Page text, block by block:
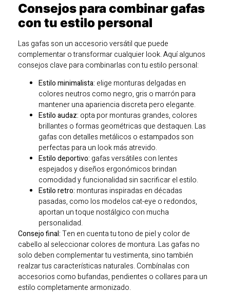
Consejos para combinar gafas
con tu estilo personal
Las gafas son un accesorio versátil que puede
complementar o transformar cualquier look. Aquí algunos
consejos clave para combinarlas con tu estilo personal:
Estilo minimalista: elige monturas delgadas en
colores neutros como negro, gris o marrón para
mantener una apariencia discreta pero elegante.
Estilo audaz: opta por monturas grandes, colores
brillantes o formas geométricas que destaquen. Las
gafas con detalles metálicos o estampados son
perfectas para un look más atrevido.
Estilo deportivo: gafas versátiles con lentes
espejados y diseños ergonómicos brindan
comodidad y funcionalidad sin sacrificar el estilo.
Estilo retro: monturas inspiradas en décadas
pasadas, como los modelos cat-eye o redondos,
aportan un toque nostálgico con mucha
personalidad.
Consejo final:Ten en cuenta tu tono de piel y color de
cabello al seleccionar colores de montura. Las gafas no
solo deben complementar tu vestimenta, sino también
realzar tus características naturales. Combínalas con
accesorios como bufandas, pendientes o collares para un
estilo completamente armonizado.